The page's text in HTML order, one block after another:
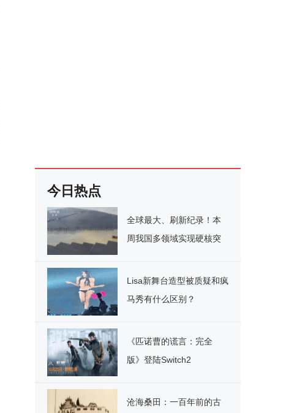
今日热点
全球最大、刷新纪录！本
周我国多领域实现硬核突
Lisa新舞台造型被质疑和疯
马秀有什么区别？
《匹诺曹的谎言：完全
版》登陆Switch2
沧海桑田：一百年前的古